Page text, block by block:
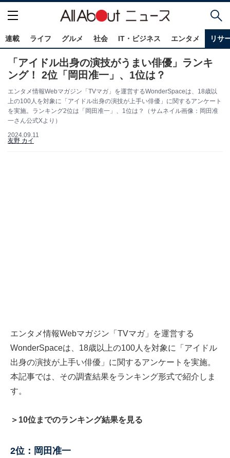
連載 ライフ グルメ 社会 IT・ビジネス エンタメ リサ
「アイドル出身の演技がうまい俳優」ランキ
ング！ 2位「岡田准一」、1位は？
エンタメ情報Webマガジン「TVマガ」を運営するWonderSpaceは、18歳以
上の100人を対象に「アイドル出身の演技が上手い俳優」に関するアンケート
を実施。ランキング2位は「岡田准一」、1位は？（サムネイル画像：岡田准
一さん公式Xより）
2024.09.11
友野 カイ
エンタメ情報Webマガジン「TVマガ」を運営する
WonderSpaceは、18歳以上の100人を対象に「アイドル
出身の演技が上手い俳優」に関するアンケートを実施。
本記事では、その調査結果をランキング形式で紹介しま
す。
＞10位までのランキング結果を見る
2位：岡田准一